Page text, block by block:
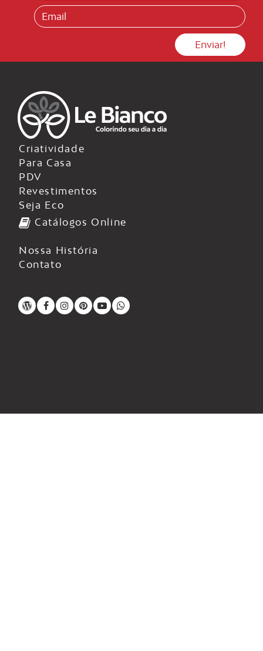
Criatividade
Para Casa
PDV
Revestimentos
Seja Eco
Catálogos Online
Nossa História
Contato